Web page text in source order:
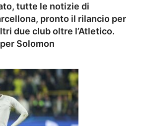
tutte le notizie di
pronto il rilancio per
due club oltre l’Atletico.
Solomon